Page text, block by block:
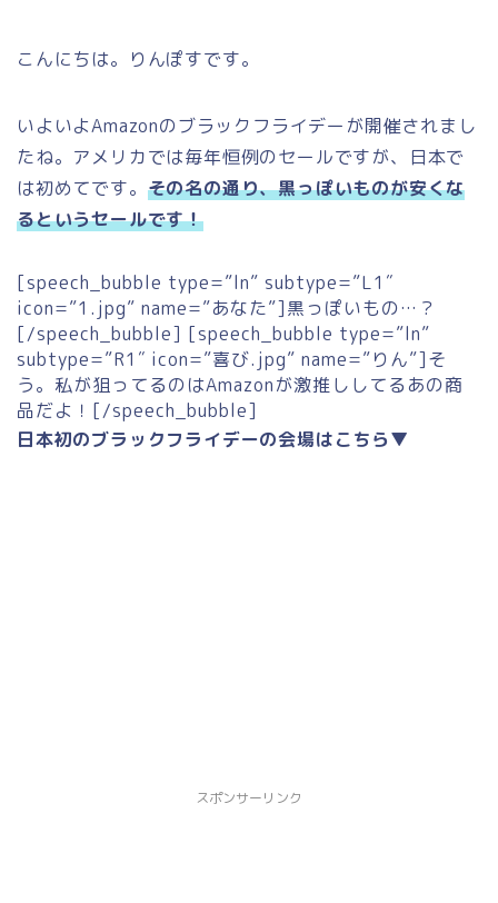
こんにちは。りんぽすです。
いよいよAmazonのブラックフライデーが開催されまし
たね。アメリカでは毎年恒例のセールですが、日本で
は初めてです。 その名の通り、黒っぽいものが安くな
るというセールです！
[speech_bubble type=”ln” subtype=”L1″
icon=”1.jpg” name=”あなた”]黒っぽいもの…？
[/speech_bubble] [speech_bubble type=”ln”
subtype=”R1″ icon=”喜び.jpg” name=”りん”]そ
う。私が狙ってるのはAmazonが激推ししてるあの商
品だよ！[/speech_bubble]
日本初のブラックフライデーの会場はこちら▼
スポンサーリンク